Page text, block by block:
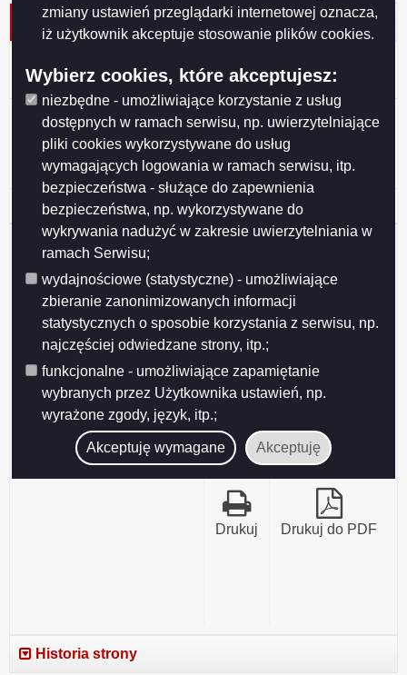
zmiany ustawień przeglądarki internetowej oznacza,
iż użytkownik akceptuje stosowanie plików cookies.
Wybierz cookies, które akceptujesz:
niezbędne - umożliwiające korzystanie z usług
dostępnych w ramach serwisu, np. uwierzytelniające
pliki cookies wykorzystywane do usług
wymagających logowania w ramach serwisu, itp.
bezpieczeństwa - służące do zapewnienia
bezpieczeństwa, np. wykorzystywane do
wykrywania nadużyć w zakresie uwierzytelniania w
ramach Serwisu;
wydajnościowe (statystyczne) - umożliwiające
zbieranie zanonimizowanych informacji
statystycznych o sposobie korzystania z serwisu, np.
najczęściej odwiedzane strony, itp.;
funkcjonalne - umożliwiające zapamiętanie
wybranych przez Użytkownika ustawień, np.
wyrażone zgody, język, itp.;
Akceptuję wymagane Akceptuję
Protokół nr 10/2011 KKSiT
Protokół nr 10/2011
posiedzenia Komisji Kultury, Sportu i Turystyki
Rady Miejskiej w Suwałkach odbytego w dniu 17 października 2011 r.
protokol_nr_102011_kksit ( 37.04 KB )
Podgląd
protokol_nr_102011_kksit
Udostępniający:
Grażyna Herbaczewska - kierownik
Biura Rady Miejskiej w Suwałkach
Wytwarzający/odpowiadający:Katarzyna Gałazin
Wprowadzający:Katarzyna Gałazin
Data wprowadzenia:2012-01-25
Data modyfikacji:2012-01-25
Opublikował: Katarzyna Gałazin
Data publikacji:
Drukuj do PDF
Drukuj
Historia strony